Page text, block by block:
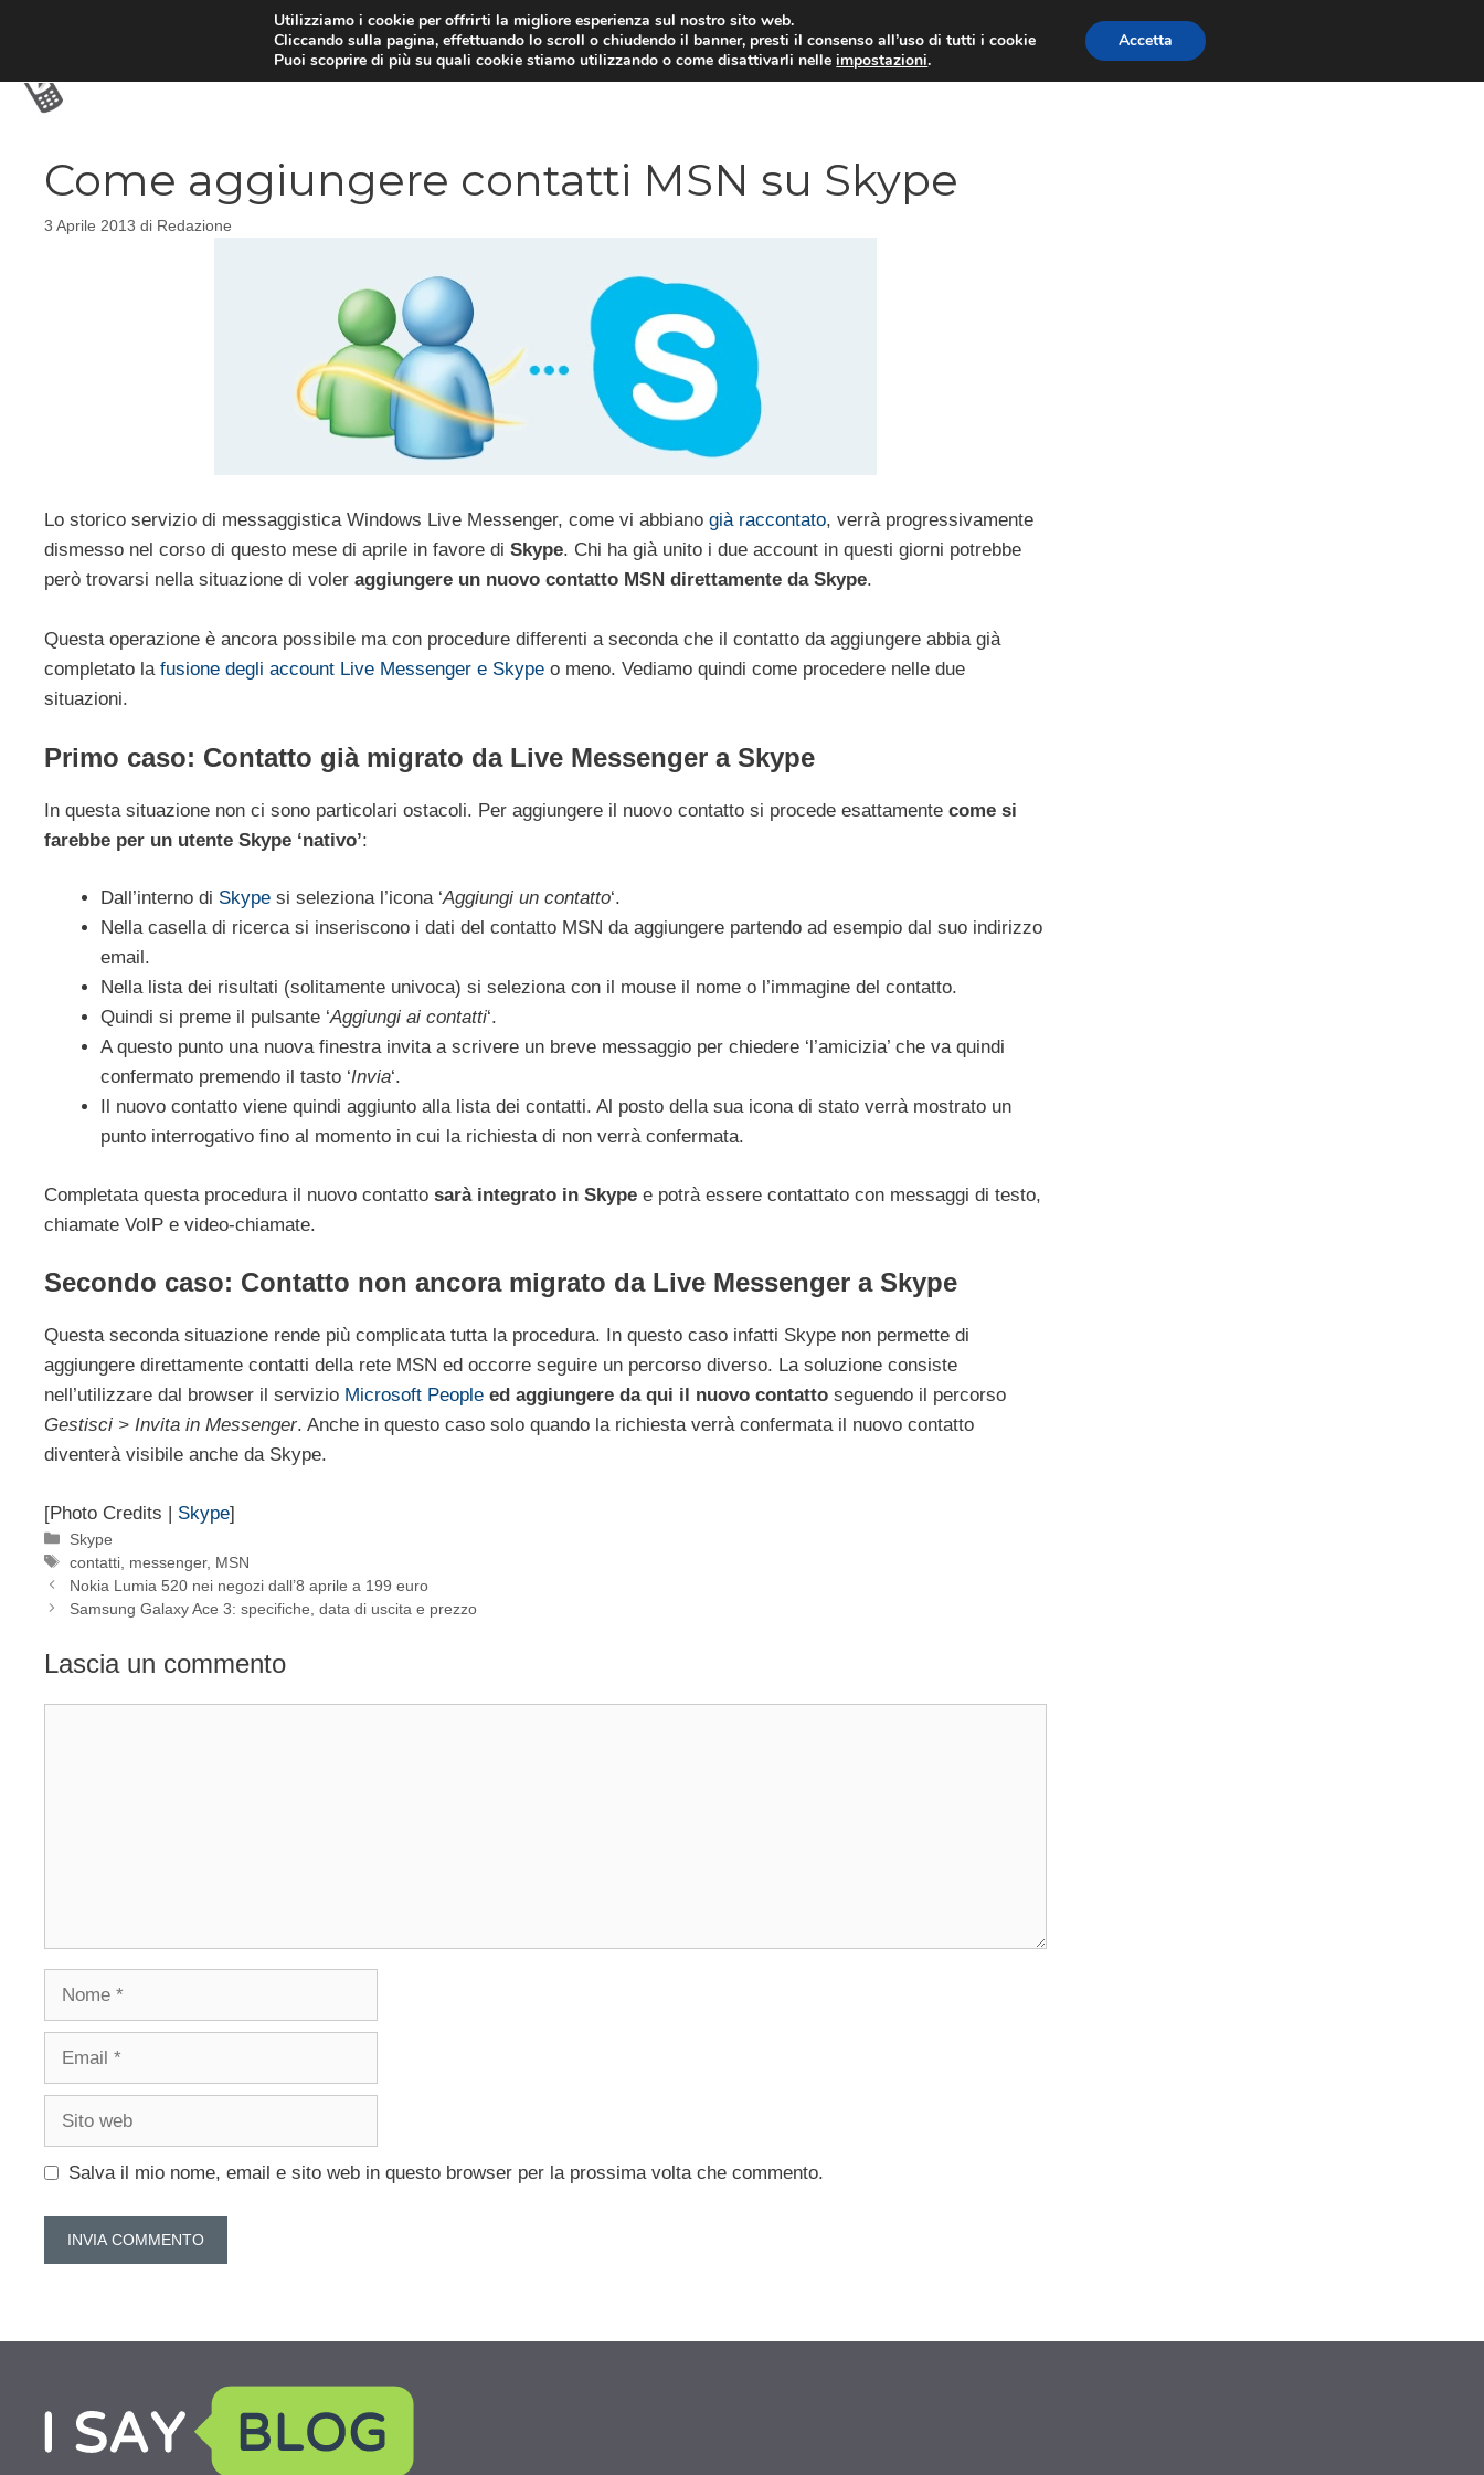
TARIFFE E PROMOZIONI
Come aggiungere contatti MSN su Skype
3 Aprile 2013 di Redazione
Lo storico servizio di messaggistica Windows Live Messenger, come vi abbiano già raccontato, verrà progressivamente
dismesso nel corso di questo mese di aprile in favore di Skype. Chi ha già unito i due account in questi giorni potrebbe
però trovarsi nella situazione di voler aggiungere un nuovo contatto MSN direttamente da Skype.
Questa operazione è ancora possibile ma con procedure differenti a seconda che il contatto da aggiungere abbia già
completato la fusione degli account Live Messenger e Skype o meno. Vediamo quindi come procedere nelle due
situazioni.
Primo caso: Contatto già migrato da Live Messenger a Skype
In questa situazione non ci sono particolari ostacoli. Per aggiungere il nuovo contatto si procede esattamente come si
farebbe per un utente Skype ‘nativo’:
Dall’interno di Skype si seleziona l’icona ‘Aggiungi un contatto‘.
Nella casella di ricerca si inseriscono i dati del contatto MSN da aggiungere partendo ad esempio dal suo indirizzo
email.
Nella lista dei risultati (solitamente univoca) si seleziona con il mouse il nome o l’immagine del contatto.
Quindi si preme il pulsante ‘Aggiungi ai contatti‘.
A questo punto una nuova finestra invita a scrivere un breve messaggio per chiedere ‘l’amicizia’ che va quindi
confermato premendo il tasto ‘Invia‘.
Il nuovo contatto viene quindi aggiunto alla lista dei contatti. Al posto della sua icona di stato verrà mostrato un
punto interrogativo fino al momento in cui la richiesta di non verrà confermata.
Completata questa procedura il nuovo contatto sarà integrato in Skype e potrà essere contattato con messaggi di testo,
chiamate VoIP e video-chiamate.
Secondo caso: Contatto non ancora migrato da Live Messenger a Skype
Questa seconda situazione rende più complicata tutta la procedura. In questo caso infatti Skype non permette di
aggiungere direttamente contatti della rete MSN ed occorre seguire un percorso diverso. La soluzione consiste
nell’utilizzare dal browser il servizio Microsoft People ed aggiungere da qui il nuovo contatto seguendo il percorso
Gestisci > Invita in Messenger. Anche in questo caso solo quando la richiesta verrà confermata il nuovo contatto
diventerà visibile anche da Skype.
[Photo Credits | Skype]
Categorie
Skype
Tag
contatti messenger, MSN
Nokia Lumia 520 nei negozi dall’8 aprile a 199 euro
Samsung Galaxy Ace 3: specifiche, data di uscita e prezzo
Lascia un commento
Nome
Email
Sito
Salva il mio nome, email e sito web in questo browser per la prossima volta che commento.
Utilizziamo i cookie per offrirti la migliore esperienza sul nostro sito web.
Cliccando sulla pagina, effettuando lo scroll o chiudendo il banner, presti il consenso all’uso di tutti i cookie
Puoi scoprire di più su quali cookie stiamo utilizzando o come disattivarli nelleimpostazioni.
Accetta